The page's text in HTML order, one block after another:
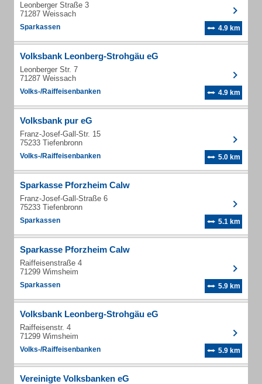
Leonberger Straße 3
71287 Weissach
Sparkassen 4.9 km
Volksbank Leonberg-Strohgäu eG
Leonberger Str. 7
71287 Weissach
Volks-/Raiffeisenbanken 4.9 km
Volksbank pur eG
Franz-Josef-Gall-Str. 15
75233 Tiefenbronn
Volks-/Raiffeisenbanken 5.0 km
Sparkasse Pforzheim Calw
Franz-Josef-Gall-Straße 6
75233 Tiefenbronn
Sparkassen 5.1 km
Sparkasse Pforzheim Calw
Raiffeisenstraße 4
71299 Wimsheim
Sparkassen 5.9 km
Volksbank Leonberg-Strohgäu eG
Raiffeisenstr. 4
71299 Wimsheim
Volks-/Raiffeisenbanken 5.9 km
Vereinigte Volksbanken eG